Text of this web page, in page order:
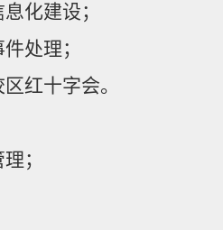
化建设；
处理；
红十字会。
；